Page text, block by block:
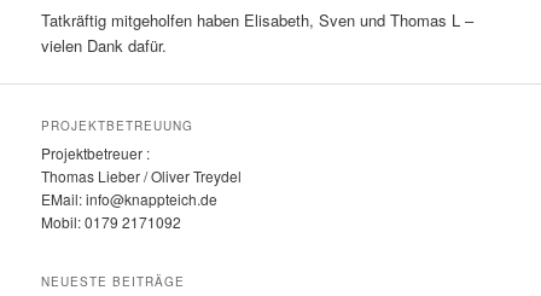
Tatkräftig mitgeholfen haben Elisabeth, Sven und Thomas L –
vielen Dank dafür.
PROJEKTBETREUUNG
Projektbetreuer :
Thomas Lieber / Oliver Treydel
EMail: info@knappteich.de
Mobil: 0179 2171092
NEUESTE BEITRÄGE